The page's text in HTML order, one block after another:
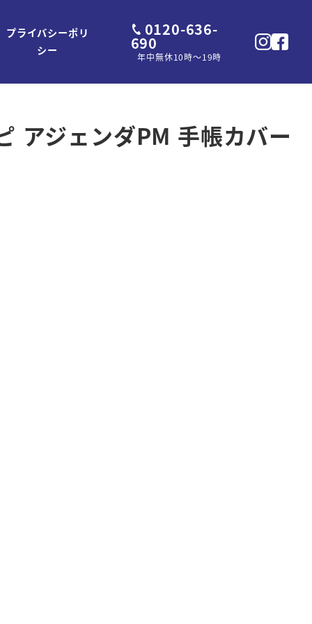
プライバシーポリ
シー
0120-636-
690
年中無休10時～19時
アジェンダPM 手帳カバー